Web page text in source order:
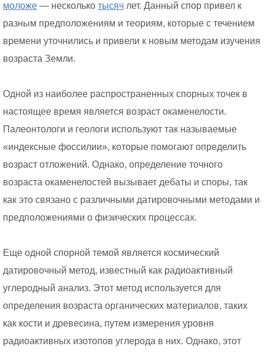
моложе — несколько тысяч лет. Данный спор привел к
разным предположениям и теориям, которые с течением
времени уточнились и привели к новым методам изучения
возраста Земли.
Одной из наиболее распространенных спорных точек в
настоящее время является возраст окаменелости.
Палеонтологи и геологи используют так называемые
«индексные фоссилии», которые помогают определить
возраст отложений. Однако, определение точного
возраста окаменелостей вызывает дебаты и споры, так
как это связано с различными датировочными методами и
предположениями о физических процессах.
Еще одной спорной темой является космический
датировочный метод, известный как радиоактивный
углеродный анализ. Этот метод используется для
определения возраста органических материалов, таких
как кости и древесина, путем измерения уровня
радиоактивных изотопов углерода в них. Однако, этот